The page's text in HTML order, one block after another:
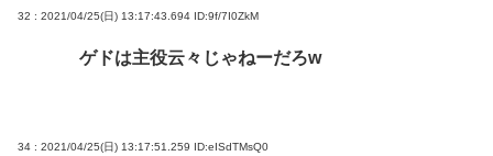
32 : 2021/04/25(日) 13:17:43.694 ID:9f/7I0ZkM
ゲドは主役云々じゃねーだろw
34 : 2021/04/25(日) 13:17:51.259 ID:eISdTMsQ0